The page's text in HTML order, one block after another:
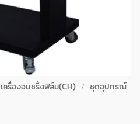
เครื่องอบชริ้งฟิล์ม(CH) / ชุดอุปกรณ์